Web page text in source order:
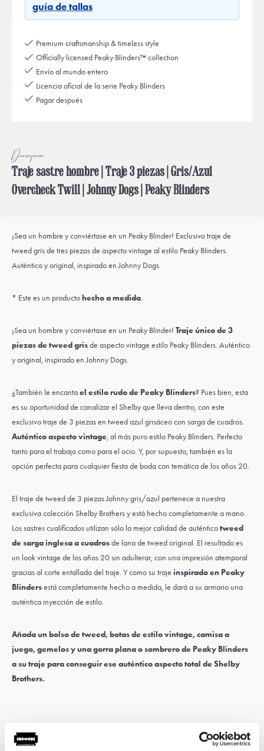
guía de tallas
Premium craftsmanship & timeless style
Officially licensed Peaky Blinders™ collection
Envío al mundo entero
Licencia oficial de la serie Peaky Blinders
Pagar después
Descripción
Traje sastre hombre | Traje 3 piezas | Gris/Azul
Overcheck Twill | Johnny Dogs | Peaky Blinders
¡Sea un hombre y conviértase en un Peaky Blinder! Exclusivo traje de
tweed gris de tres piezas de aspecto vintage al estilo Peaky Blinders.
Auténtico y original, inspirado en Johnny Dogs.
* Este es un productohecho a medida.
¡Sea un hombre y conviértase en un Peaky Blinder! Traje único de 3
piezas de tweed grisde aspecto vintage estilo Peaky Blinders. Auténtico
y original, inspirado en Johnny Dogs.
¿También le encantael estilo rudo de Peaky Blinders? Pues bien, esta
es su oportunidad de canalizar el Shelby que lleva dentro, con este
exclusivo traje de 3 piezas en tweed azul grisáceo con sarga de cuadros.
Auténtico aspecto vintage, al más puro estilo Peaky Blinders. Perfecto
tanto para el trabajo como para el ocio. Y, por supuesto, también es la
opción perfecta para cualquier fiesta de boda con temática de los años 20.
El traje de tweed de 3 piezas Johnny gris/azul pertenece a nuestra
exclusiva colección Shelby Brothers y está hecho completamente a mano.
Los sastres cualificados utilizan sólo la mejor calidad de auténticotweed
de sarga inglesa a cuadrosde lana de tweed original. El resultado es
un look vintage de los años 20 sin adulterar, con una impresión atemporal
gracias al corte entallado del traje. Y como su traje inspirado en Peaky
Blindersestá completamente hecho a medida, le dará a su armario una
auténtica inyección de estilo.
Añada unbolso de tweed, botas de estilo vintage, camisa a
juego, gemelosy unagorra planaosombrerode Peaky Blinders
a su traje para conseguir ese auténtico aspecto total de Shelby
Brothers.